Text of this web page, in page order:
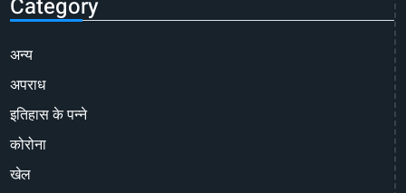
Category
अन्य
अपराध
इतिहास के पन्ने
कोरोना
खेल